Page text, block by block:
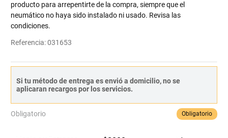
producto para arrepentirte de la compra, siempre que el
neumático no haya sido instalado ni usado. Revisa las
condiciones.
Referencia:031653
Si tu método de entrega es envió a domicilio, no se
aplicaran recargos por los servicios.
Obligatorio Obligatorio